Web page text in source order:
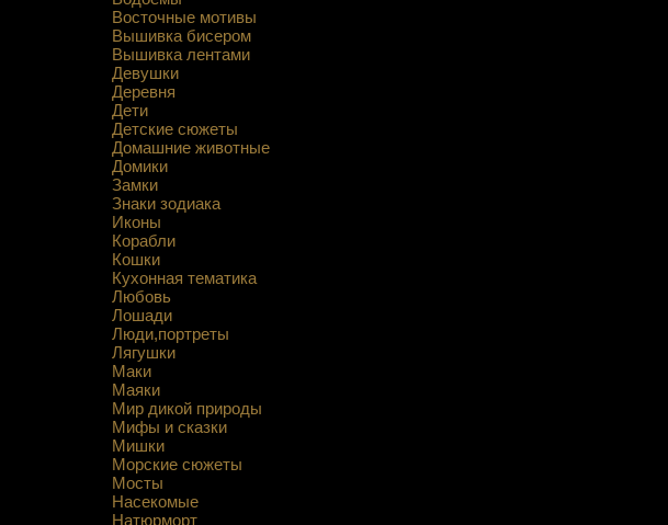
Восточные мотивы
Вышивка бисером
Вышивка лентами
Девушки
Деревня
Дети
Детские сюжеты
Домашние животные
Домики
Замки
Знаки зодиака
Иконы
Корабли
Кошки
Кухонная тематика
Любовь
Лошади
Люди,портреты
Лягушки
Маки
Маяки
Мир дикой природы
Мифы и сказки
Мишки
Морские сюжеты
Мосты
Насекомые
Натюрморт